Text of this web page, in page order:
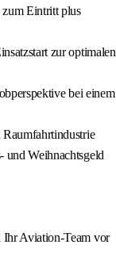
zum Eintritt plus
zur optimalen
bei einem
und Weihnachtsgeld
Ihr Aviation-Team vor